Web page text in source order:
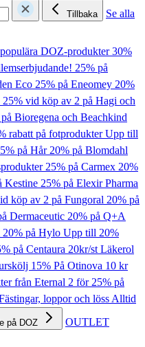
Tillbaka
Se alla
DOZ-produkter30%
25% på
Eco 25% på Eneomey 20%
25% vid köp av 2 på Hagi och
Bioregena och Beachkind
rabatt på fotprodukterUpp till
på Hår20% på Blomdahl
25% på Carmex 20%
Kestine 25% på Elexir Pharma
köp av 2 på Fungoral 20% på
Dermaceutic 20% på Q+A
20% på Hylo Upp till 20%
på Centaura 20kr/st Läkerol
15% På Otinova 10 kr
från Eternal 2 för 25% på
loppor och lössAlltid
på DOZ OUTLET